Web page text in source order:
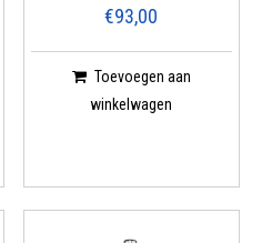
€93,00
Toevoegen aan
winkelwagen